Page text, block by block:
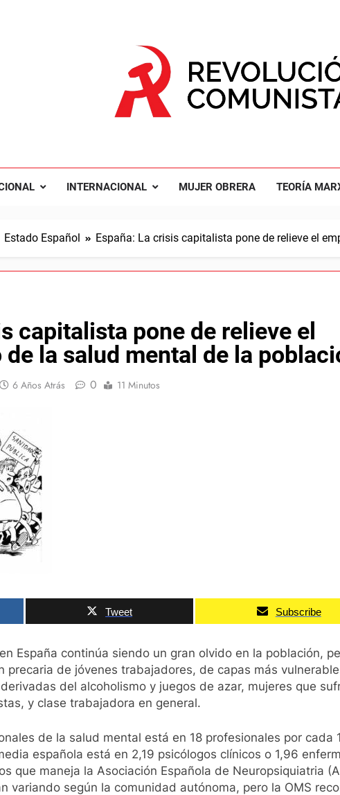
INTERNACIONAL MUJER OBRERA TEORÍA
Estado Español España: La crisis capitalista pone de relieve el
capitalista pone de relieve el
la salud mental de la
6 Años Atrás 0 11 Minutos
Tweet Subscribe
España continúa siendo un gran olvido en la población,
precaria de jóvenes trabajadores, de capas más
del alcoholismo y juegos de azar, mujeres que
y clase trabajadora en general.
de la salud mental está en 18 profesionales por cada
española está en 2,19 psicólogos clínicos o 1,96
que maneja la Asociación Española de Neuropsiquiatria
variando según la comunidad autónoma, pero la OMS